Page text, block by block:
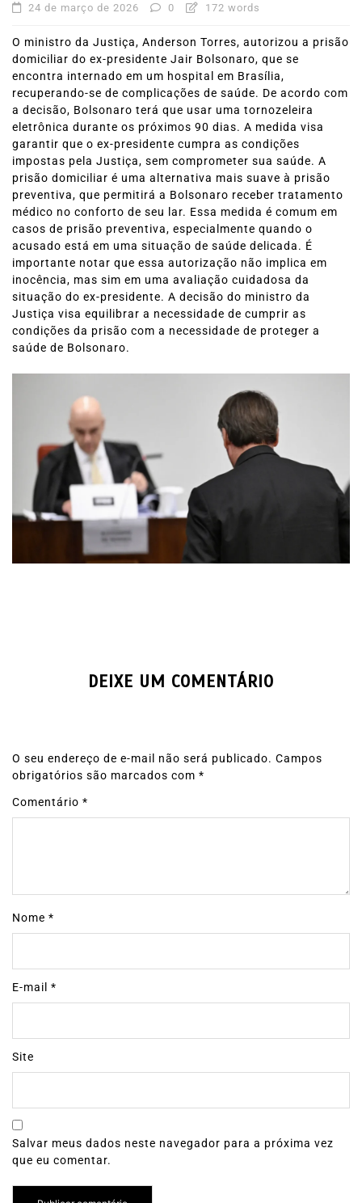
24 de março de 2026 0 172 words
O ministro da Justiça, Anderson Torres, autorizou a prisão
domiciliar do ex-presidente Jair Bolsonaro, que se
encontra internado em um hospital em Brasília,
recuperando-se de complicações de saúde. De acordo com
a decisão, Bolsonaro terá que usar uma tornozeleira
eletrônica durante os próximos 90 dias. A medida visa
garantir que o ex-presidente cumpra as condições
impostas pela Justiça, sem comprometer sua saúde. A
prisão domiciliar é uma alternativa mais suave à prisão
preventiva, que permitirá a Bolsonaro receber tratamento
médico no conforto de seu lar. Essa medida é comum em
casos de prisão preventiva, especialmente quando o
acusado está em uma situação de saúde delicada. É
importante notar que essa autorização não implica em
inocência, mas sim em uma avaliação cuidadosa da
situação do ex-presidente. A decisão do ministro da
Justiça visa equilibrar a necessidade de cumprir as
condições da prisão com a necessidade de proteger a
saúde de Bolsonaro.
DEIXE UM COMENTÁRIO
O seu endereço de e-mail não será publicado. Campos
obrigatórios são marcados com *
Comentário *
Nome *
E-mail *
Site
Salvar meus dados neste navegador para a próxima vez
que eu comentar.